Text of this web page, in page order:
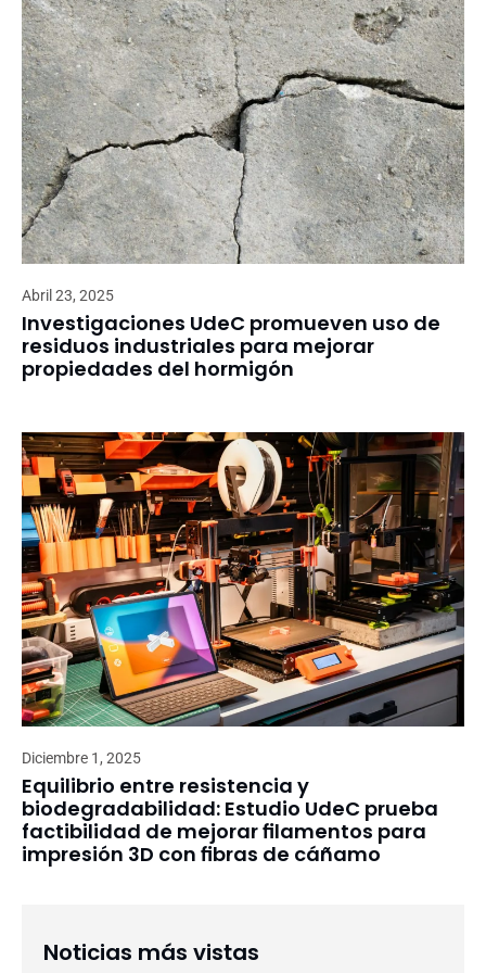
Abril 23, 2025
Investigaciones UdeC promueven uso de
residuos industriales para mejorar
propiedades del hormigón
Diciembre 1, 2025
Equilibrio entre resistencia y
biodegradabilidad: Estudio UdeC prueba
factibilidad de mejorar filamentos para
impresión 3D con fibras de cáñamo
Noticias más vistas